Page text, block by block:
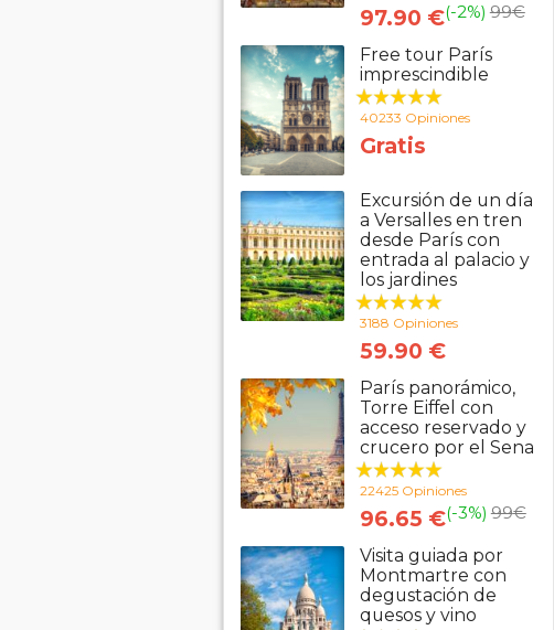
(-2%) 99€
97.90 €
Free tour París
imprescindible
40233 Opiniones
Gratis
Excursión de un día
a Versalles en tren
desde París con
entrada al palacio y
los jardines
3188 Opiniones
59.90 €
París panorámico,
Torre Eiffel con
acceso reservado y
crucero por el Sena
22425 Opiniones
(-3%) 99€
96.65 €
Visita guiada por
Montmartre con
degustación de
quesos y vino